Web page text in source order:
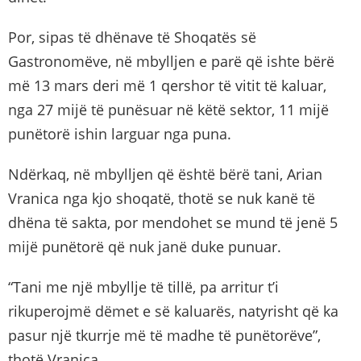
Por, sipas të dhënave të Shoqatës së
Gastronomëve, në mbylljen e parë që ishte bërë
më 13 mars deri më 1 qershor të vitit të kaluar,
nga 27 mijë të punësuar në këtë sektor, 11 mijë
punëtorë ishin larguar nga puna.
Ndërkaq, në mbylljen që është bërë tani, Arian
Vranica nga kjo shoqatë, thotë se nuk kanë të
dhëna të sakta, por mendohet se mund të jenë 5
mijë punëtorë që nuk janë duke punuar.
“Tani me një mbyllje të tillë, pa arritur t’i
rikuperojmë dëmet e së kaluarës, natyrisht që ka
pasur një tkurrje më të madhe të punëtorëve”,